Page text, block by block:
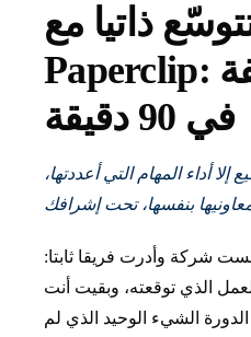
ذاتيا مع
Paperclip: دورة مكثفة
في 90 دقيقة
أداء المهام التي أعددتها،
شركة وأدرت فريقا ثابتا:
الذي توقعته، وبقيت أنت
الشيء الوحيد الذي لم